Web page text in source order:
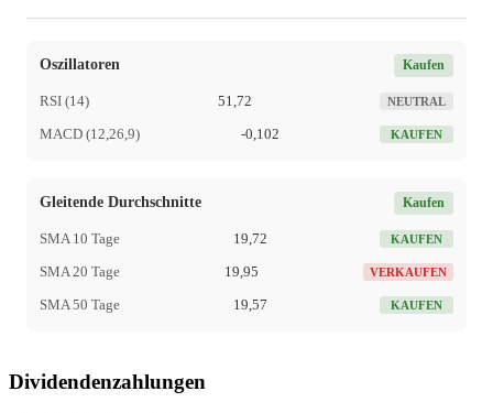
Oszillatoren Kaufen
RSI (14) 51,72 NEUTRAL
MACD (12,26,9) -0,102 KAUFEN
Gleitende Durchschnitte Kaufen
SMA 10 Tage 19,72 KAUFEN
SMA 20 Tage 19,95 VERKAUFEN
SMA 50 Tage 19,57 KAUFEN
Dividendenzahlungen